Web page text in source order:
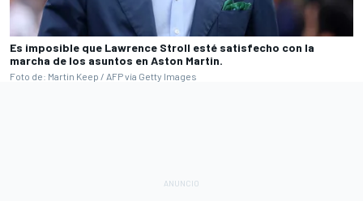
Es imposible que Lawrence Stroll esté satisfecho con la
marcha de los asuntos en Aston Martin.
Foto de: Martin Keep / AFP vía Getty Images